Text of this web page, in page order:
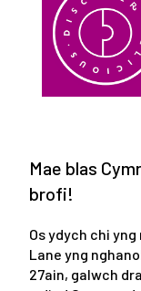
Mae blas
brofi!
Os ydych chi
Lane yng
27ain, galwch